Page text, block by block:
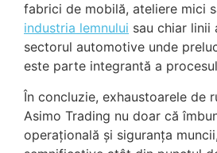
fabrici de mobilă, ateliere mici
industria lemnului sau chiar linii
sectorul automotive unde
este parte integrantă a
În concluzie, exhaustoarele de
Asimo Trading nu doar că
operațională și siguranța